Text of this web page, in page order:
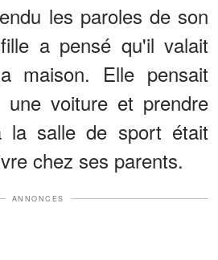
les paroles de son
a pensé qu'il valait
maison. Elle pensait
voiture et prendre
la salle de sport était
chez ses parents.
ANNONCES